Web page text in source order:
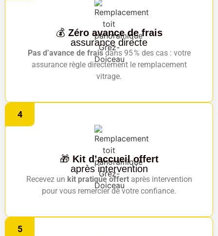
💰 Zéro avance de frais
assurance directe
Pas d’avance de fraisdans 95 % des cas : votre
assurance règle directement le remplacement
vitrage.
4
🎁 Kit d’accueil offert
après intervention
Recevez un kit pratique offertaprès intervention
pour vous remercier de votre confiance.
5